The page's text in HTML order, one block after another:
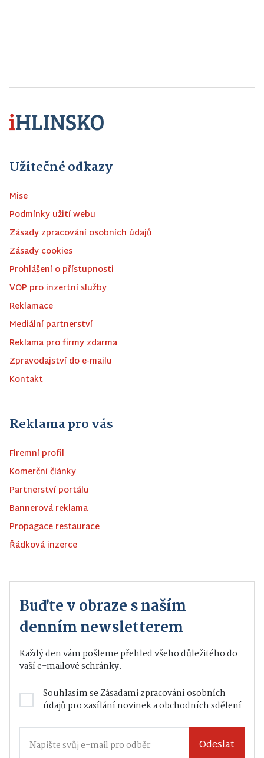
Užitečné odkazy
Mise
Podmínky užití webu
Zásady zpracování osobních údajů
Zásady cookies
Prohlášení o přístupnosti
VOP pro inzertní služby
Reklamace
Mediální partnerství
Reklama pro firmy zdarma
Zpravodajství do e-mailu
Kontakt
Reklama pro vás
Firemní profil
Komerční články
Partnerství portálu
Bannerová reklama
Propagace restaurace
Řádková inzerce
Buďte v obraze s naším
denním newsletterem
Každý den vám pošleme přehled všeho důležitého do
vaší e-mailové schránky.
Souhlasím seZásadami zpracování osobních
údajůpro zasílání novinek a obchodních sdělení
Odeslat